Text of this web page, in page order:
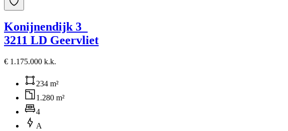
Konijnendijk 3
3211 LD Geervliet
€ 1.175.000 k.k.
234 m²
1.280 m²
4
A